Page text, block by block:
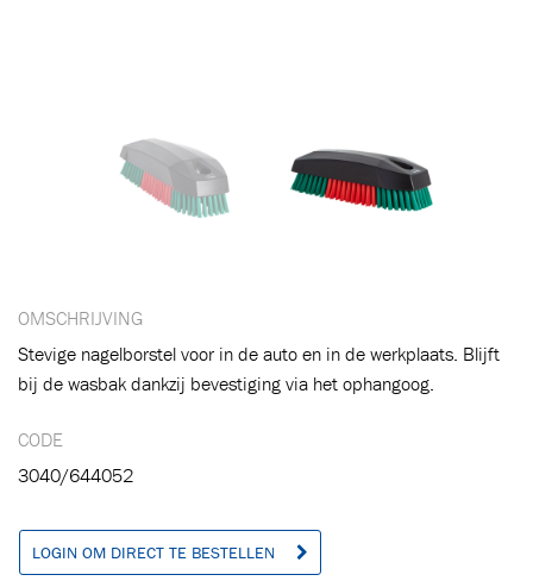
OMSCHRIJVING
Stevige nagelborstel voor in de auto en in de werkplaats. Blijft
bij de wasbak dankzij bevestiging via het ophangoog.
CODE
3040/644052
LOGIN OM DIRECT TE BESTELLEN
VERDER WINKELEN Ga naar winkelwagen